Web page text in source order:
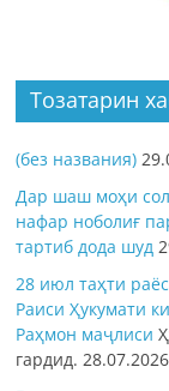
Тозатарин
(без названия)
Дар шаш моҳи
нафар ноболиғ
тартиб дода шуд
28 июл таҳти
Раиси Ҳукумати
Раҳмон маҷлиси
гардид.28.07.2026